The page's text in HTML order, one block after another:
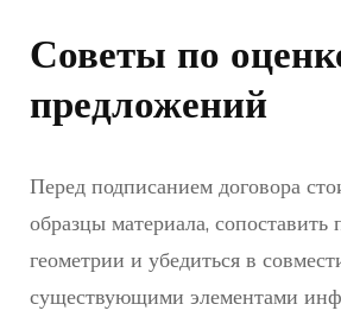
Советы по
предложений
Перед подписанием договора
образцы материала, сопоставить
геометрии и убедиться в
существующими элементами